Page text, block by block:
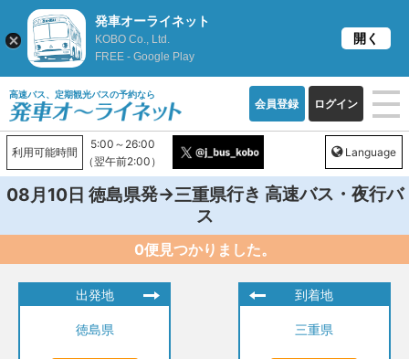
高速バス、定期観光バスの予約なら
会員登録 ログイン
利用可能時間
5:00～26:00
（翌午前2:00）
Language
08月10日 徳島県発→三重県行き 高速バス・夜行バ
ス
0便見つかりました。
出発地
徳島県
到着地
三重県
発車オーライネット
KOBO Co., Ltd.
FREE - Google Play
開く